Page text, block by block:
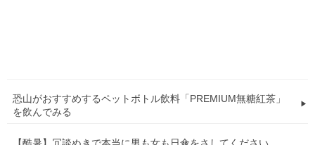
恐山がおすすめするペットボトル飲料「PREMIUM無糖紅茶」
を飲んでみる